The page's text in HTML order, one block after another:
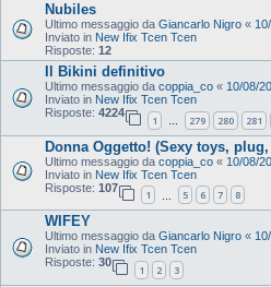
Nubiles
Ultimo messaggio da Giancarlo Nigro «
Inviato in New Ifix Tcen Tcen
Risposte: 12
Il Bikini definitivo
Ultimo messaggio da coppia_co « 10/08/
Inviato in New Ifix Tcen Tcen
Risposte: 4224
1 … 279 280 281
Donna Oggetto! (Sexy toys, plug,
Ultimo messaggio da coppia_co « 10/08/
Inviato in New Ifix Tcen Tcen
Risposte: 107
1 5 6 7 8
WIFEY
Ultimo messaggio da Giancarlo Nigro «
Inviato in New Ifix Tcen Tcen
Risposte: 30
1 2 3